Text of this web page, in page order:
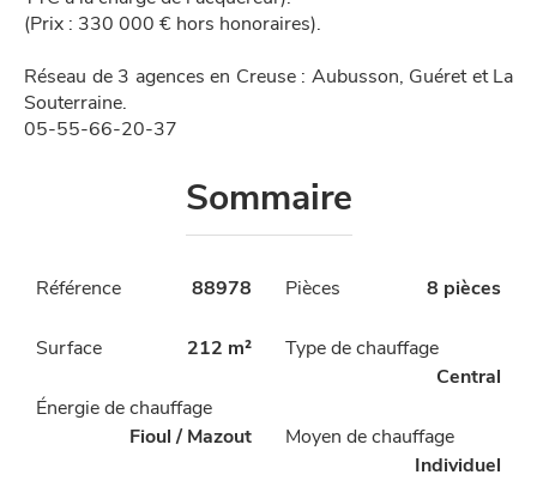
(Prix : 330 000 € hors honoraires).
Réseau de 3 agences en Creuse : Aubusson, Guéret et La
Souterraine.
05-55-66-20-37
Sommaire
Référence 88978 Pièces 8 pièces
Surface 212 m²
Type de chauffage
Central
Énergie de chauffage
Fioul / Mazout
Moyen de chauffage
Individuel